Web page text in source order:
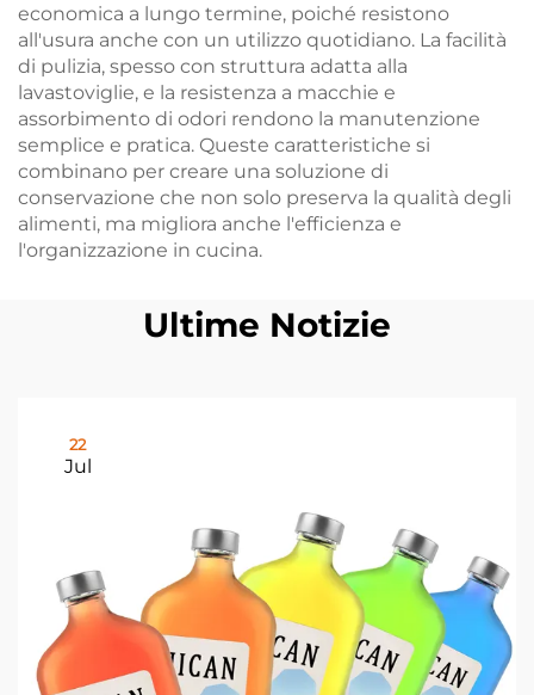
economica a lungo termine, poiché resistono
all'usura anche con un utilizzo quotidiano. La facilità
di pulizia, spesso con struttura adatta alla
lavastoviglie, e la resistenza a macchie e
assorbimento di odori rendono la manutenzione
semplice e pratica. Queste caratteristiche si
combinano per creare una soluzione di
conservazione che non solo preserva la qualità degli
alimenti, ma migliora anche l'efficienza e
l'organizzazione in cucina.
Ultime Notizie
22
Jul